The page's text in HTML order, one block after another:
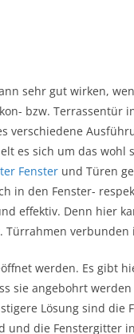
sehr gut wirken,
bzw. Terrassentür
verschiedene
es sich um das wohl
Fenster und Türen
in den Fenster-
effektiv. Denn hier
Türrahmen verbunden
werden. Es gibt
sie angebohrt
Lösung sind die
die Fenstergitter